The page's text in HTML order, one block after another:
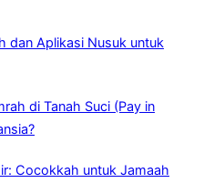
dan Aplikasi Nusuk untuk
di Tanah Suci (Pay in
Cocokkah untuk Jamaah